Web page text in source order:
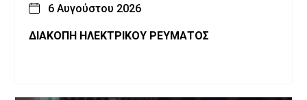
6 Αυγούστου 2026
ΔΙΑΚΟΠΗ ΗΛΕΚΤΡΙΚΟΥ ΡΕΥΜΑΤΟΣ